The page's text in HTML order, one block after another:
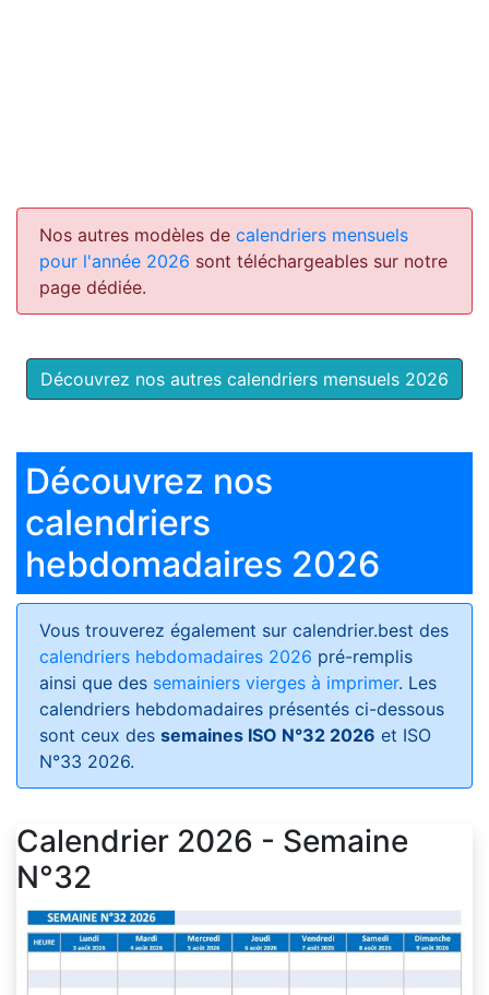
Nos autres modèles de calendriers mensuels
pour l'année 2026 sont téléchargeables sur notre
page dédiée.
Découvrez nos autres calendriers mensuels 2026
Découvrez nos
calendriers
hebdomadaires 2026
Vous trouverez également sur calendrier.best des
calendriers hebdomadaires 2026 pré-remplis
ainsi que des semainiers vierges à imprimer. Les
calendriers hebdomadaires présentés ci-dessous
sont ceux des semaines ISO N°32 2026 et ISO
N°33 2026.
Calendrier 2026 - Semaine
N°32